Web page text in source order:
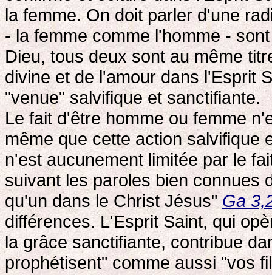
la femme. On doit parler d'une
- la femme comme l'homme -
Dieu, tous deux sont au même
divine et de l'amour dans l'Esprit
"venue" salvifique et sanctifiante.
Le fait d'être homme ou femme
même que cette action salvifique
n'est aucunement limitée par le
suivant les paroles bien connues
qu'un dans le Christ Jésus"Ga
différences. L'Esprit Saint, qui
la grâce sanctifiante, contribue
prophétisent" comme aussi "vos